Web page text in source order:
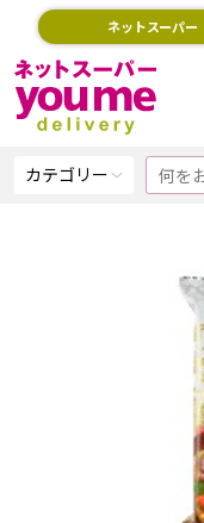
ネットスーパー
カテゴリー